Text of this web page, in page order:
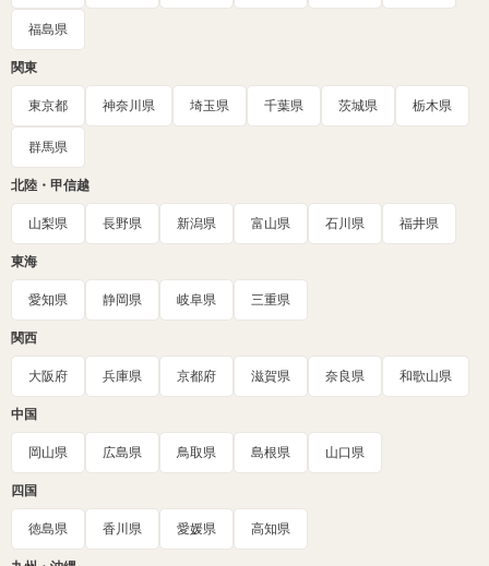
福島県
関東
東京都 神奈川県 埼玉県 千葉県 茨城県 栃木県
群馬県
北陸・甲信越
山梨県 長野県 新潟県 富山県 石川県 福井県
東海
愛知県 静岡県 岐阜県 三重県
関西
大阪府 兵庫県 京都府 滋賀県 奈良県 和歌山県
中国
岡山県 広島県 鳥取県 島根県 山口県
四国
徳島県 香川県 愛媛県 高知県